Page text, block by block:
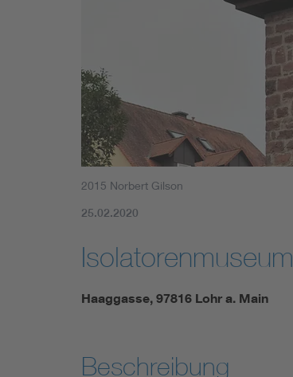
2015 Norbert Gilson
25.02.2020
Isolatorenmuseum
Haaggasse, 97816 Lohr a. Main
Beschreibung